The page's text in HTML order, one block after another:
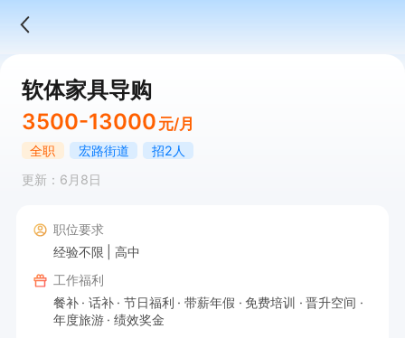
软体家具导购
3500-13000 元/月
全职 宏路街道
招2人
更新：6月8日
职位要求
经验不限
高中
工作福利
餐补
话补 节日福利 带薪年假 免费培训
晋升空间
年度旅游
绩效奖金